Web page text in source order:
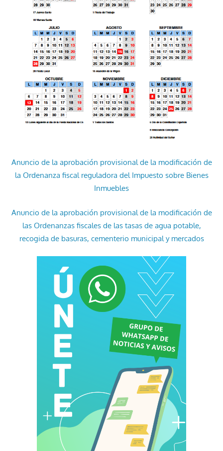
Anuncio de la aprobación provisional de la modificación de
la Ordenanza fiscal reguladora del Impuesto sobre Bienes
Inmuebles
Anuncio de la aprobación provisional de la modificación de
las Ordenanzas fiscales de las tasas de agua potable,
recogida de basuras, cementerio municipal y mercados